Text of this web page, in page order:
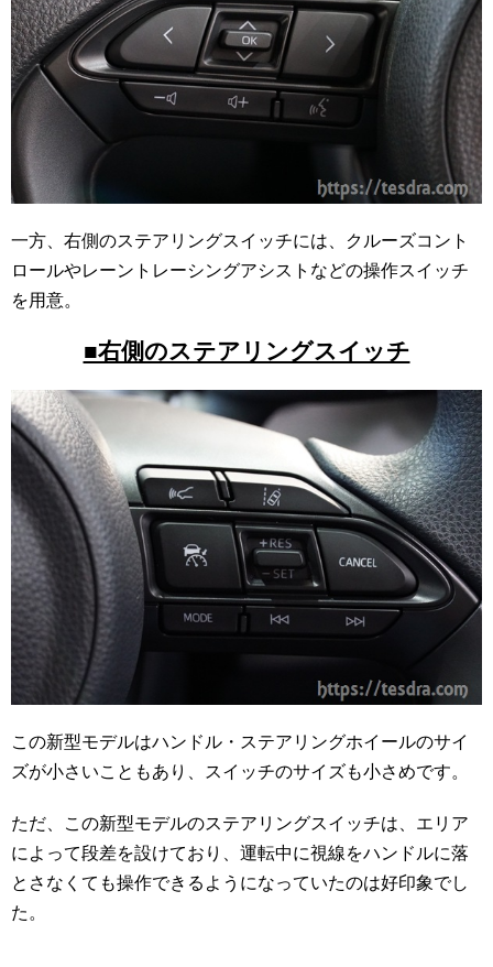
一方、右側のステアリングスイッチには、クルーズコント
ロールやレーントレーシングアシストなどの操作スイッチ
を用意。
■右側のステアリングスイッチ
この新型モデルはハンドル・ステアリングホイールのサイ
ズが小さいこともあり、スイッチのサイズも小さめです。
ただ、この新型モデルのステアリングスイッチは、エリア
によって段差を設けており、運転中に視線をハンドルに落
とさなくても操作できるようになっていたのは好印象でし
た。